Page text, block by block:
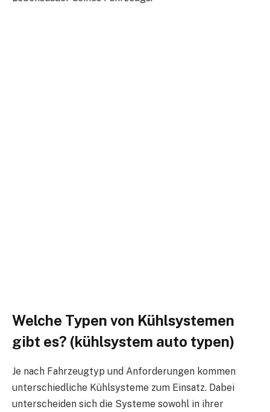
Welche Typen von Kühlsystemen
gibt es? (kühlsystem auto typen)
Je nach Fahrzeugtyp und Anforderungen kommen
unterschiedliche Kühlsysteme zum Einsatz. Dabei
unterscheiden sich die Systeme sowohl in ihrer